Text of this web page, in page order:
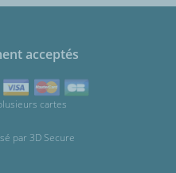
acceptés
cartes
par 3D Secure